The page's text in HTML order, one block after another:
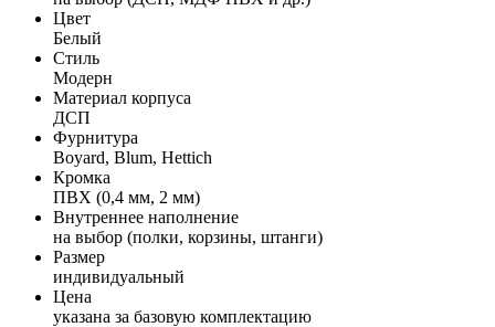
Цвет
Белый
Стиль
Модерн
Материал корпуса
ДСП
Фурнитура
Boyard, Blum, Hettich
Кромка
ПВХ (0,4 мм, 2 мм)
Внутреннее наполнение
на выбор (полки, корзины, штанги)
Размер
индивидуальный
Цена
указана за базовую комплектацию